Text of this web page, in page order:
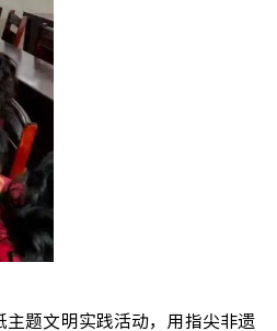
题文明实践活动，用指尖非遗